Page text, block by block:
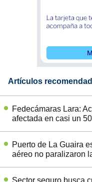
Artículos
Fedecámaras Lara:
afectada en casi un
Puerto de La Guaira
aéreo no paralizaron
Sector seguro busca